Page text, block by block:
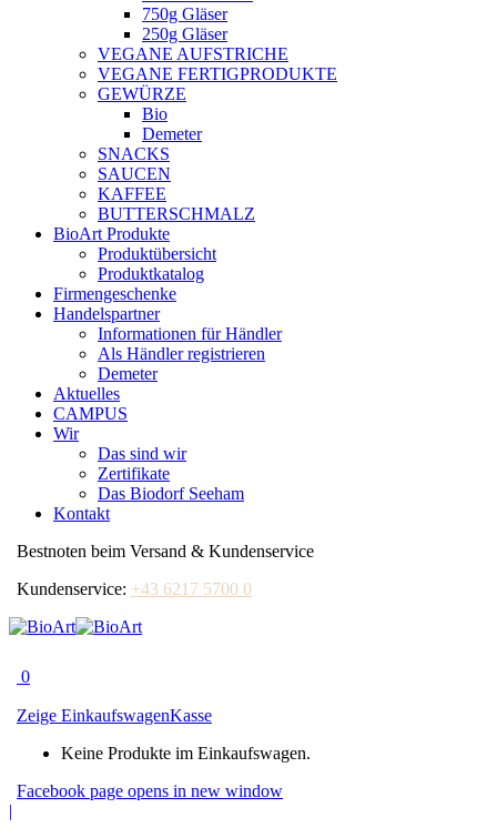
750g Gläser
250g Gläser
VEGANE AUFSTRICHE
VEGANE FERTIGPRODUKTE
GEWÜRZE
Bio
Demeter
SNACKS
SAUCEN
KAFFEE
BUTTERSCHMALZ
BioArt Produkte
Produktübersicht
Produktkatalog
Firmengeschenke
Handelspartner
Informationen für Händler
Als Händler registrieren
Demeter
Aktuelles
CAMPUS
Wir
Das sind wir
Zertifikate
Das Biodorf Seeham
Kontakt
Bestnoten beim Versand & Kundenservice
Kundenservice: +43 6217 5700 0
0
Zeige EinkaufswagenKasse
Keine Produkte im Einkaufswagen.
Facebook page opens in new window
|